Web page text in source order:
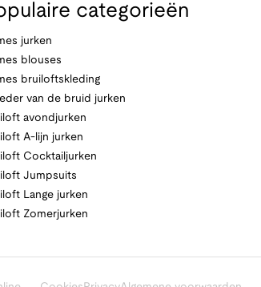
categorieën
jurken
blouses
bruiloftskleding
van de bruid jurken
avondjurken
A-lijn jurken
Cocktailjurken
Jumpsuits
Lange jurken
Zomerjurken